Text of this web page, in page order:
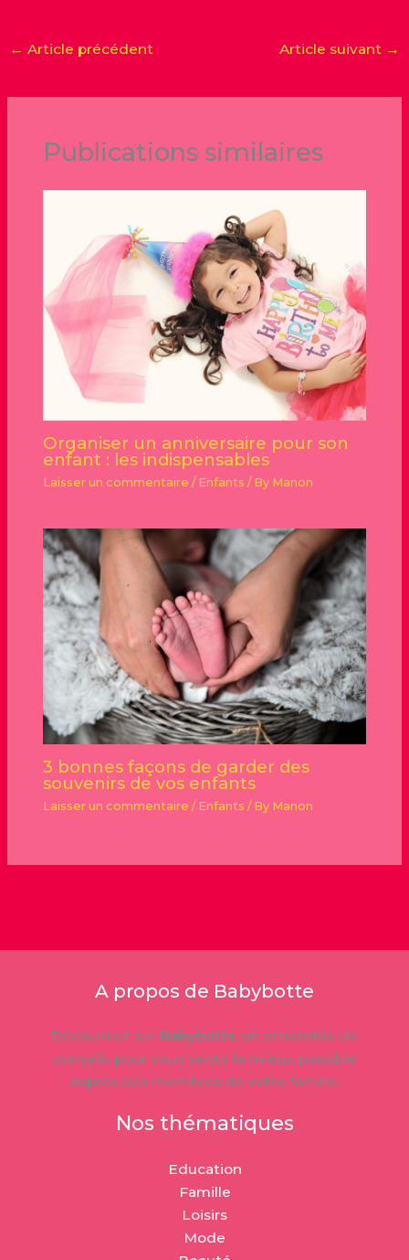
← Article précédent Article suivant →
Publications similaires
Organiser un anniversaire pour son
enfant : les indispensables
Laisser un commentaire / Enfants / By Manon
3 bonnes façons de garder des
souvenirs de vos enfants
Laisser un commentaire / Enfants / By Manon
A propos de Babybotte
Découvrez sur Babybotte, un ensemble de
conseils pour vous sentir le mieux possible
auprès des membres de votre famille.
Nos thématiques
Education
Famille
Loisirs
Mode